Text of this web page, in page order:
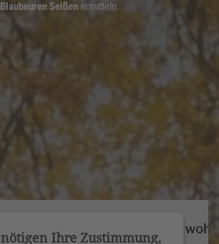
Blaubeuren Seißen ermitteln.
Ihre Zustimmung,